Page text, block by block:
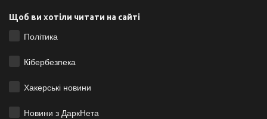
Щоб ви хотіли читати на сайті
Політика
Кібербезпека
Хакерські новини
Новини з ДаркНета